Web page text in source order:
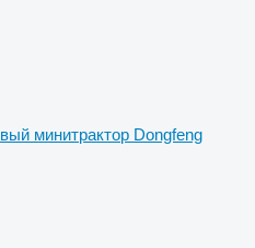
минитрактор Dongfeng